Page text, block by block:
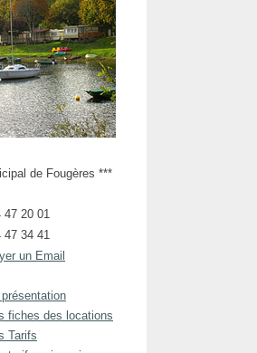
de Fougères ***
47 20 01
47 34 41
un Email
fiches des locations
Tarifs